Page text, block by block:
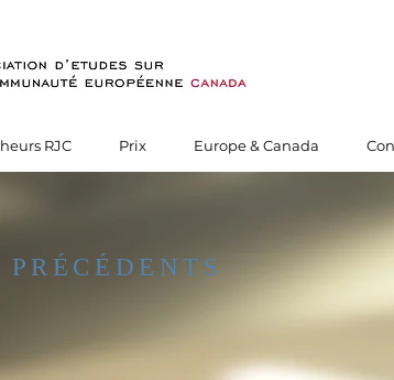
RJC Prix Europe & Canada